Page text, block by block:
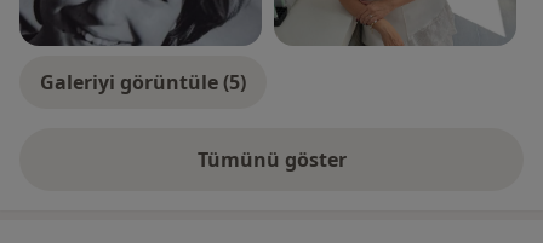
Galeriyi görüntüle (5)
Tümünü gösterdeneyim hakkında